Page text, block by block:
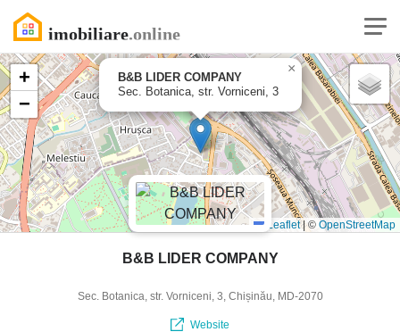
B&B LIDER COMPANY
Sec. Botanica, str. Vorniceni, 3
×
+
−
Leaflet |© OpenStreetMap
B&B LIDER COMPANY
Sec. Botanica, str. Vorniceni, 3, Chișinău, MD-2070
Website